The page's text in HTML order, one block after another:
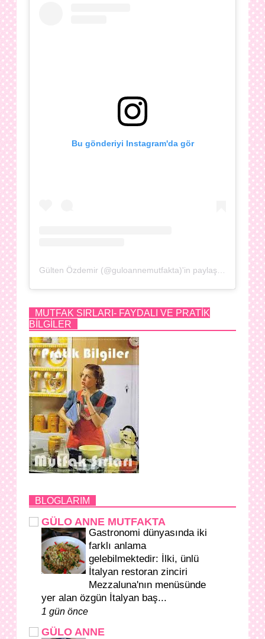
Bu gönderiyi Instagram'da gör
MUTFAK SIRLARI- FAYDALI VE PRATİK
BİLGİLER
BLOGLARIM
GÜLO ANNE MUTFAKTA
Gastronomi dünyasında iki
farklı anlama
gelebilmektedir: İlki, ünlü
İtalyan restoran zinciri
Mezzaluna'nın menüsünde
yer alan özgün İtalyan baş...
1 gün önce
GÜLO ANNE